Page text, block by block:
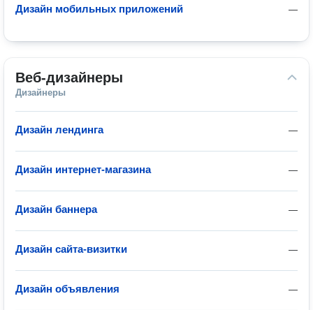
—
Дизайн мобильных приложений
Веб-дизайнеры
Дизайнеры
—
Дизайн лендинга
—
Дизайн интернет-магазина
—
Дизайн баннера
—
Дизайн сайта-визитки
—
Дизайн объявления